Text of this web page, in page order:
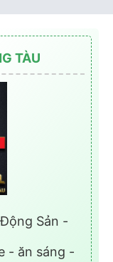
TÀU
Sản -
- ăn sáng -